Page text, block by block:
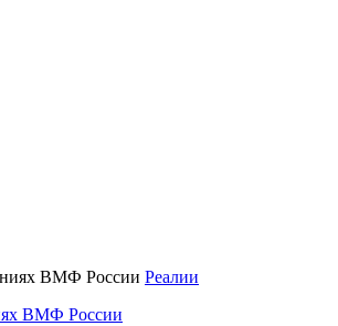
Реалии
ВМФ России